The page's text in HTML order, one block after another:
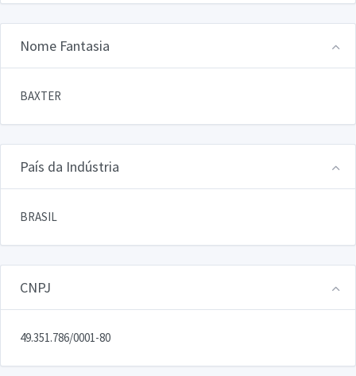
Nome Fantasia
BAXTER
País da Indústria
BRASIL
CNPJ
49.351.786/0001-80